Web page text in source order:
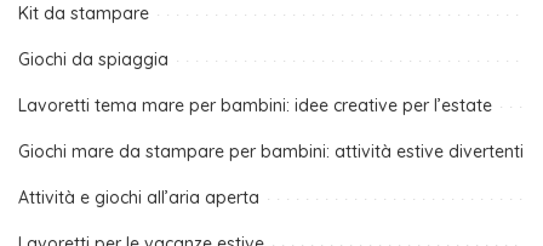
Kit da stampare
Giochi da spiaggia
Lavoretti tema mare per bambini: idee creative per l’estate
Giochi mare da stampare per bambini: attività estive divertenti
Attività e giochi all’aria aperta